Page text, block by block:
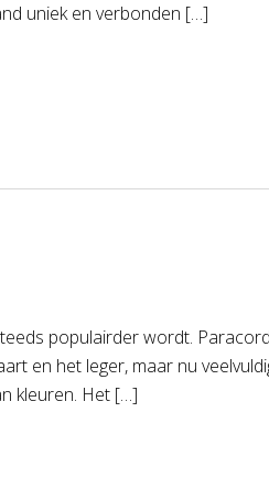
uniek en verbonden […]
populairder wordt.
en het leger, maar nu
kleuren. Het […]